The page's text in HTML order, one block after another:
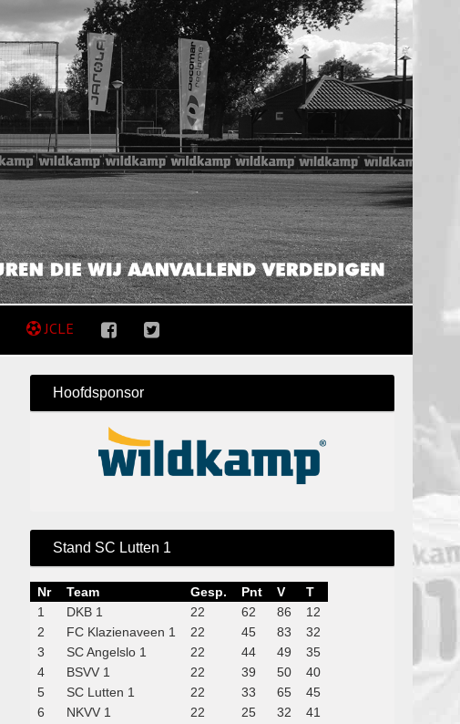
JCLE
Hoofdsponsor
Stand SC Lutten 1
Nr Team Gesp. Pnt V
T
1
DKB 1 22 62 86
12
2
FC Klazienaveen 1 22 45 83
32
3
SC Angelslo 1 22 44 49
35
4
BSVV 1 22 39 50
40
5
SC Lutten 1 22 33 65
45
6
NKVV 1 22 25 32
41